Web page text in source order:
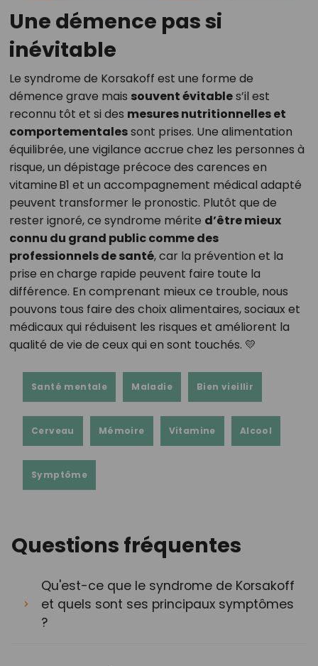
Une démence pas si
inévitable
Le syndrome de Korsakoff est une forme de
démence grave mais souvent évitables’il est
reconnu tôt et si des mesures nutritionnelles et
comportementalessont prises. Une alimentation
équilibrée, une vigilance accrue chez les personnes à
risque, un dépistage précoce des carences en
vitamine B1 et un accompagnement médical adapté
peuvent transformer le pronostic. Plutôt que de
rester ignoré, ce syndrome mérite d’être mieux
connu du grand public comme des
professionnels de santé, car la prévention et la
prise en charge rapide peuvent faire toute la
différence. En comprenant mieux ce trouble, nous
pouvons tous faire des choix alimentaires, sociaux et
médicaux qui réduisent les risques et améliorent la
qualité de vie de ceux qui en sont touchés. 💛
Santé mentale Maladie Bien vieillir
Cerveau Mémoire Vitamine Alcool
Symptôme
Questions fréquentes
Qu'est-ce que le syndrome de Korsakoff
et quels sont ses principaux symptômes
?